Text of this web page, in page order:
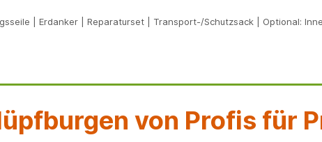
| Erdanker | Reparaturset | Transport-/Schutzsack
Optional:
von Profis für